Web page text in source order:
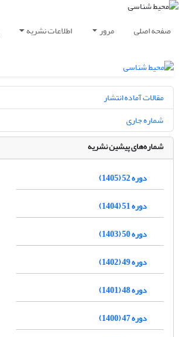
صفحه اصلی مرور اطلاعات نشریه
مقالات آماده انتشار
شماره جاری
شماره‌های پیشین نشریه
دوره 52 (1405)
دوره 51 (1404)
دوره 50 (1403)
دوره 49 (1402)
دوره 48 (1401)
دوره 47 (1400)